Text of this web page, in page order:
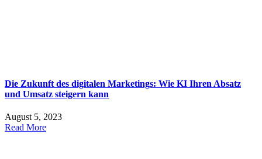
Die Zukunft des digitalen Marketings: Wie KI Ihren Absatz
und Umsatz steigern kann
August 5, 2023
Read More